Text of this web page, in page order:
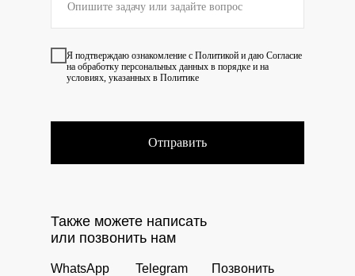
Я подтверждаю ознакомление с Политикой и даю Согласие
на обработку персональных данных в порядке и на
условиях, указанных в Политике
Отправить
Позвонить
Telegram
WhatsApp
Также можете написать
или позвонить нам